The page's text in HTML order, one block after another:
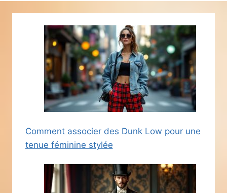
Comment associer des Dunk Low pour une
tenue féminine stylée